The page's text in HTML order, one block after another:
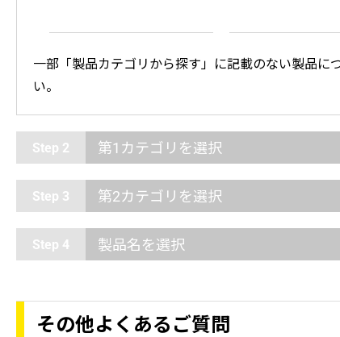
一部「製品カテゴリから探す」に記載のない製品
い。
Step 2 第1カテゴリを選択
Step 3 第2カテゴリを選択
Step 4 製品名を選択
その他よくあるご質問